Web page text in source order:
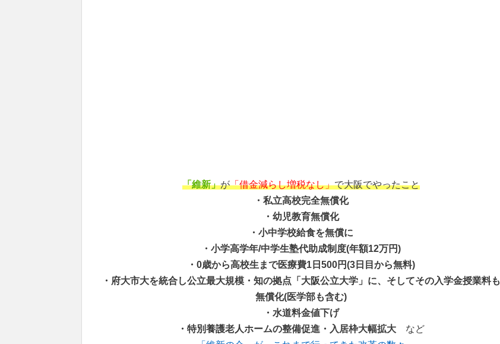
「維新」が「借金減らし増税なし」で大阪でやったこと
・私立高校完全無償化
・幼児教育無償化
・小中学校給食を無償に
・小学高学年/中学生塾代助成制度(年額12万円)
・0歳から高校生まで医療費1日500円(3日目から無料)
・府大市大を統合し公立最大規模・知の拠点「大阪公立大学」に、そしてその入学金授業料も
無償化(医学部も含む)
・水道料金値下げ
・特別養護老人ホームの整備促進・入居枠大幅拡大 など